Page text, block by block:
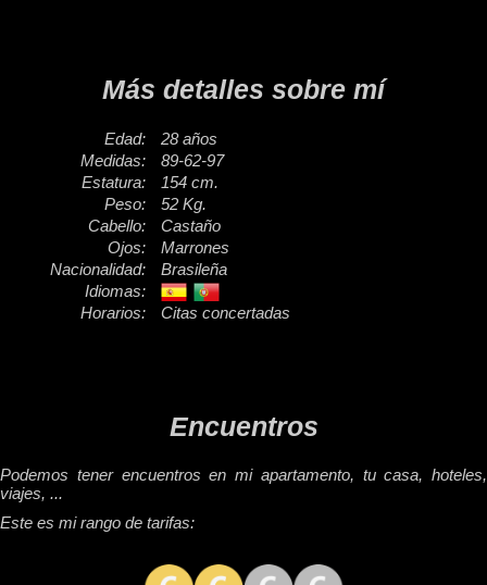
Más detalles sobre mí
Edad:
28 años
Medidas:
89-62-97
Estatura:
154 cm.
Peso:
52 Kg.
Cabello:
Castaño
Ojos:
Marrones
Nacionalidad:
Brasileña
Idiomas:
Horarios:
Citas concertadas
Encuentros
Podemos tener encuentros en mi apartamento, tu casa, hoteles,
viajes, ...
Este es mi rango de tarifas: